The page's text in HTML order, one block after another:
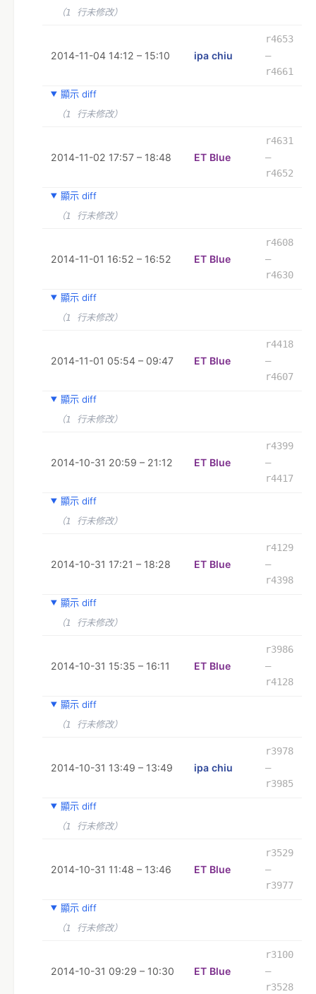
（1 行未修改）
2014-11-04 14:12 – 15:10 ipa chiu
r4653
–
r4661
顯示 diff
（1 行未修改）
2014-11-02 17:57 – 18:48 ET Blue
r4631
–
r4652
顯示 diff
（1 行未修改）
2014-11-01 16:52 – 16:52 ET Blue
r4608
–
r4630
顯示 diff
（1 行未修改）
2014-11-01 05:54 – 09:47 ET Blue
r4418
–
r4607
顯示 diff
（1 行未修改）
2014-10-31 20:59 – 21:12 ET Blue
r4399
–
r4417
顯示 diff
（1 行未修改）
2014-10-31 17:21 – 18:28 ET Blue
r4129
–
r4398
顯示 diff
（1 行未修改）
2014-10-31 15:35 – 16:11 ET Blue
r3986
–
r4128
顯示 diff
（1 行未修改）
2014-10-31 13:49 – 13:49 ipa chiu
r3978
–
r3985
顯示 diff
（1 行未修改）
2014-10-31 11:48 – 13:46 ET Blue
r3529
–
r3977
顯示 diff
（1 行未修改）
2014-10-31 09:29 – 10:30 ET Blue
r3100
–
r3528